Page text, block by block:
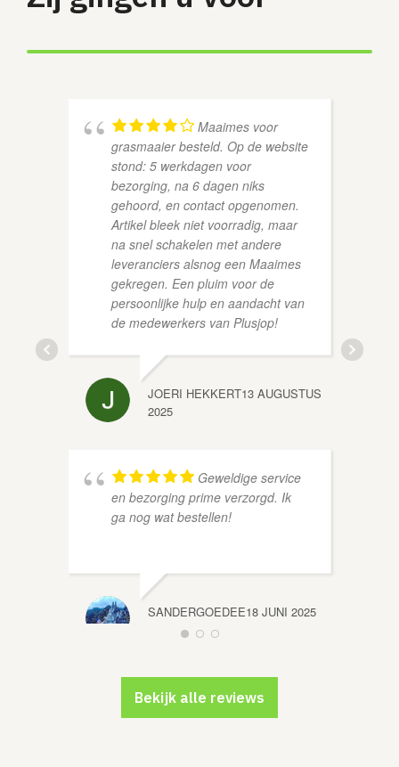
Maaimes voor
grasmaaier besteld. Op de website
stond: 5 werkdagen voor
bezorging, na 6 dagen niks
gehoord, en contact opgenomen.
Artikel bleek niet voorradig, maar
na snel schakelen met andere
leveranciers alsnog een Maaimes
gekregen. Een pluim voor de
persoonlijke hulp en aandacht van
de medewerkers van Plusjop!
JOERI HEKKERT13 AUGUSTUS
2025
Geweldige service
en bezorging prime verzorgd. Ik
ga nog wat bestellen!
SANDERGOEDEE18 JUNI 2025
Bekijk alle reviews